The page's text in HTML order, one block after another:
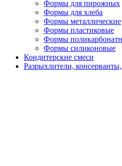
Формы для пирожных
Формы для хлеба
Формы металлические
Формы пластиковые
Формы
Формы силиконовые
Кондитерские смеси
Разрыхлители,